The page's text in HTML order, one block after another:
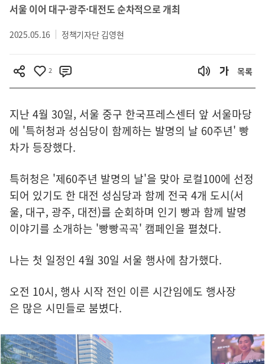
서울 이어 대구·광주·대전도 순차적으로 개최
2025.05.16 정책기자단 김영현
2 목록
지난 4월 30일, 서울 중구 한국프레스센터 앞 서울마당
에 '특허청과 성심당이 함께하는 발명의 날 60주년' 빵
차가 등장했다.
특허청은 '제60주년 발명의 날'을 맞아 로컬100에 선정
되어 있기도 한 대전 성심당과 함께 전국 4개 도시(서
울, 대구, 광주, 대전)를 순회하며 인기 빵과 함께 발명
이야기를 소개하는 '빵빵곡곡' 캠페인을 펼쳤다.
나는 첫 일정인 4월 30일 서울 행사에 참가했다.
오전 10시, 행사 시작 전인 이른 시간임에도 행사장
은 많은 시민들로 붐볐다.